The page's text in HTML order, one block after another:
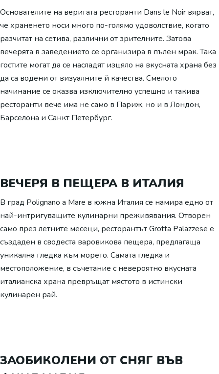
Основателите на веригата ресторанти Dans le Noir вярват,
че храненето носи много по-голямо удоволствие, когато
разчитат на сетива, различни от зрителните. Затова
вечерята в заведението се организира в пълен мрак. Така
гостите могат да се насладят изцяло на вкусната храна без
да са водени от визуалните й качества. Смелото
начинание се оказва изключително успешно и такива
ресторанти вече има не само в Париж, но и в Лондон,
Барселона и Санкт Петербург.
ВЕЧЕРЯ В ПЕЩЕРА В ИТАЛИЯ
В град Polignano a Mare в южна Италия се намира едно от
най-интригуващите кулинарни преживявания. Отворен
само през летните месеци, ресторантът Grotta Palazzese е
създаден в сводеста варовикова пещера, предлагаща
уникална гледка към морето. Самата гледка и
местоположение, в съчетание с невероятно вкусната
италианска храна превръщат мястото в истински
кулинарен рай.
ЗАОБИКОЛЕНИ ОТ СНЯГ ВЪВ